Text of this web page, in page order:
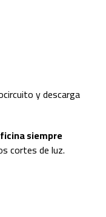
y descarga
siempre
cortes de luz.